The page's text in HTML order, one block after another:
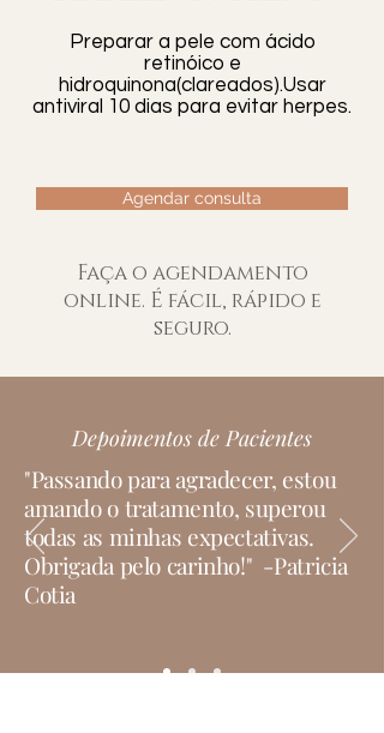
paciente.
amostra de tecido para
determinar se há alguma
anormalidade, como células
a biópsia.
Preparar a pele com ácido
retinóico e
hidroquinona(clareados).Usar
antiviral 10 dias para evitar herpes.
Agendar consulta
Faça o agendamento
online. É fácil, rápido e
seguro.
Depoimentos de Pacientes
"Passando para agradecer, estou
amando o tratamento, superou
todas as minhas expectativas.
Obrigada pelo carinho!" -Patricia
Cotia